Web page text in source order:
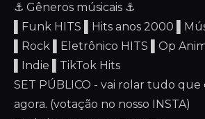
⚓️ Gêneros músicais ⚓️
▌Funk HITS ▌Hits anos 2000
▌Rock ▌Eletrônico HITS ▌Op
▌Indie ▌TikTok Hits
SET PÚBLICO - vai rolar tudo que
agora. (votação no nosso INSTA)